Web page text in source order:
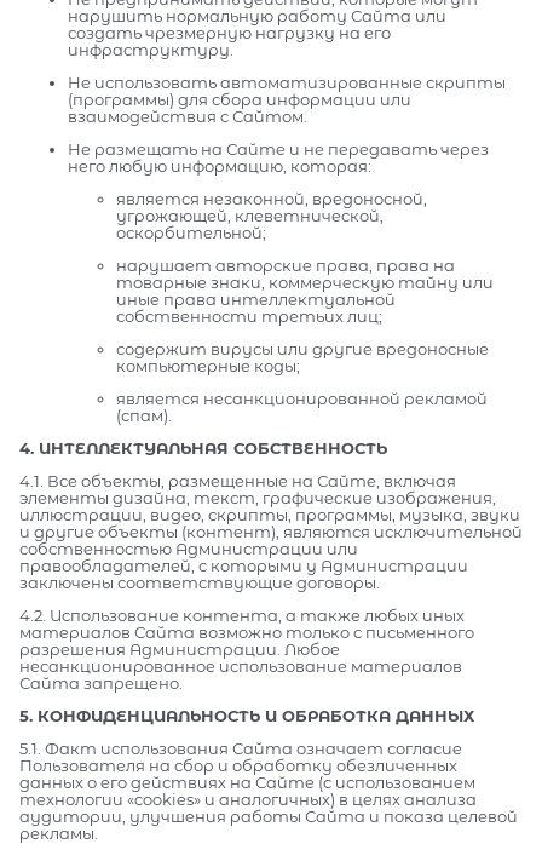
нарушить нормальную работу Сайта или
создать чрезмерную нагрузку на его
инфраструктуру.
Не использовать автоматизированные скрипты
(программы) для сбора информации или
взаимодействия с Сайтом.
Не размещать на Сайте и не передавать через
него любую информацию, которая:
является незаконной, вредоносной,
угрожающей, клеветнической,
оскорбительной;
нарушает авторские права, права на
товарные знаки, коммерческую тайну или
иные права интеллектуальной
собственности третьих лиц;
содержит вирусы или другие вредоносные
компьютерные коды;
является несанкционированной рекламой
(спам).
4. ИНТЕЛЛЕКТУАЛЬНАЯ СОБСТВЕННОСТЬ
4.1. Все объекты, размещенные на Сайте, включая
элементы дизайна, текст, графические изображения,
иллюстрации, видео, скрипты, программы, музыка, звуки
и другие объекты (контент), являются исключительной
собственностью Администрации или
правообладателей, с которыми у Администрации
заключены соответствующие договоры.
4.2. Использование контента, а также любых иных
материалов Сайта возможно только с письменного
разрешения Администрации. Любое
несанкционированное использование материалов
Сайта запрещено.
5. КОНФИДЕНЦИАЛЬНОСТЬ И ОБРАБОТКА ДАННЫХ
5.1. Факт использования Сайта означает согласие
Пользователя на сбор и обработку обезличенных
данных о его действиях на Сайте (с использованием
технологии «cookies» и аналогичных) в целях анализа
аудитории, улучшения работы Сайта и показа целевой
рекламы.